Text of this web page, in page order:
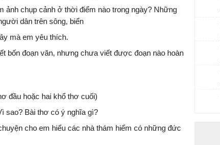
ảnh chụp cảnh ở thời điểm nào trong ngày? Những
dân trên sông, biển
mà em yêu thích.
bốn đoạn văn, nhưng chưa viết được đoạn nào hoàn
đầu hoặc hai khổ thơ cuối)
sao? Bài thơ có ý nghĩa gì?
cho em hiểu các nhà thám hiểm có những đức